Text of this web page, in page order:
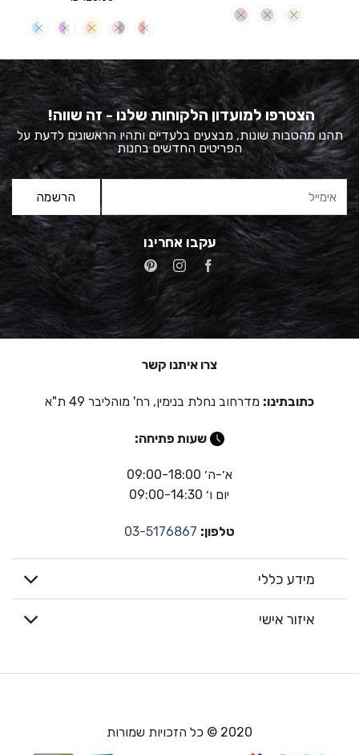
190.00 ₪.
הצטרפו למועדון הלקוחות שלנו - זה שווה!
תהנו מהטבות שונות, מבצעים בלעדיים ותהיו הראשונים לדעת על
הפריטים החדשים בחנות
עקבו אחרינו
צרו איתנו קשר
כתובתינו: מדרחוב נחלת בנימין, רח' מוהליבר 49 ת"א
שעות פתיחה:
א׳-ה׳ 09:00-18:00
יום ו׳ 09:00-14:30
טלפון: 03-5176867
מידע כללי
איזור אישי
2020 © כל הזכויות שמורות